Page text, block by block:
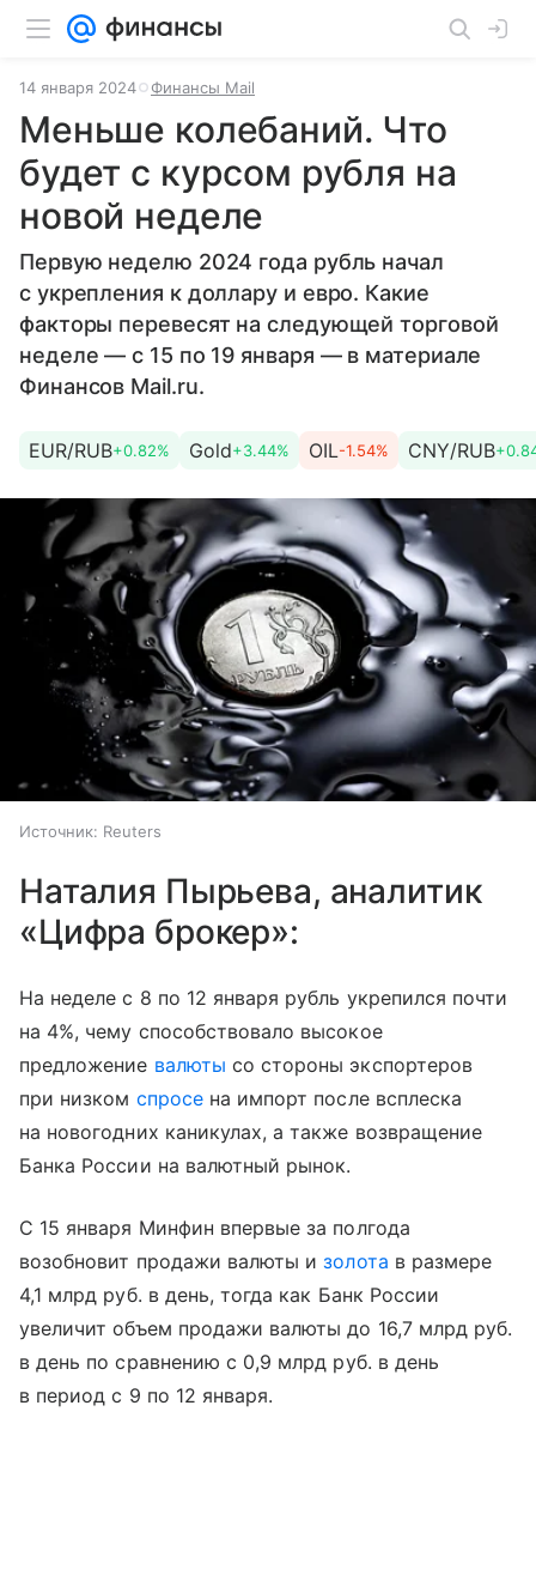
14 января 2024 Финансы Mail
Меньше колебаний. Что
будет с курсом рубля на
новой неделе
Первую неделю 2024 года рубль начал
с укрепления к доллару и евро. Какие
факторы перевесят на следующей торговой
неделе — с 15 по 19 января — в материале
Финансов Mail.ru.
EUR/RUB+0.82% Gold+3.44% OIL-1.54% CNY/RUB
Источник: Reuters
Наталия Пырьева, аналитик
«Цифра брокер»:
На неделе с 8 по 12 января рубль укрепился почти
на 4%, чему способствовало высокое
предложение валюты со стороны экспортеров
при низком спросена импорт после всплеска
на новогодних каникулах, а также возвращение
Банка России на валютный рынок.
С 15 января Минфин впервые за полгода
возобновит продажи валюты изолота в размере
4,1 млрд руб. в день, тогда как Банк России
увеличит объем продажи валюты до 16,7 млрд руб.
в день по сравнению с 0,9 млрд руб. в день
в период с 9 по 12 января.